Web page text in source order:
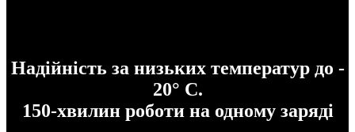
Надійність за низьких температур до -
20° C.
150-хвилин роботи на одному заряді